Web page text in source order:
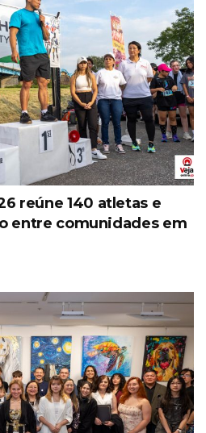
reúne 140 atletas e
entre comunidades em